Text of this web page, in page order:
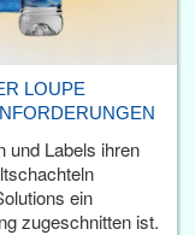
LOUPE
und Labels ihren
ein
zugeschnitten ist.